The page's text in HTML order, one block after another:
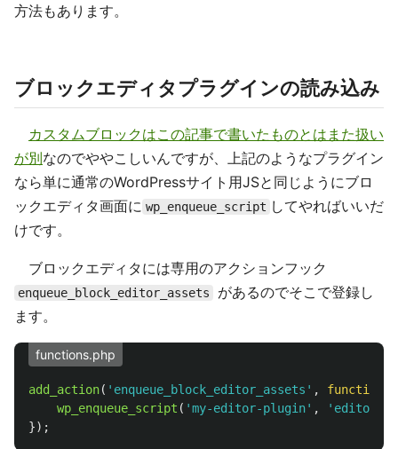
方法もあります。
ブロックエディタプラグインの読み込み
カスタムブロックはこの記事で書いたものとはまた扱い
が別なのでややこしいんですが、上記のようなプラグイン
なら単に通常のWordPressサイト用JSと同じようにブロ
ックエディタ画面に wp_enqueue_script してやればいいだ
けです。
ブロックエディタには専用のアクションフック
enqueue_block_editor_assets
があるのでそこで登録し
ます。
functions.php
add_action( 'enqueue_block_editor_assets' , function
wp_enqueue_script ( 'my-editor-plugin' ,
'editor/
});